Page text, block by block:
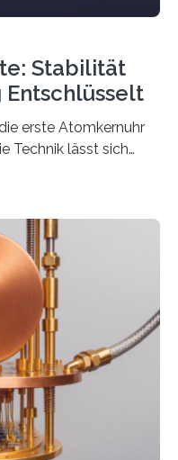
Stabilität
Entschlüsselt
erste Atomkernuhr
Technik lässt sich
Thorium-
man jahrzehntelang
passenden
2024 gelang
Durchbruch:
wurde
zeigen, dass sich
um hochpräzise…